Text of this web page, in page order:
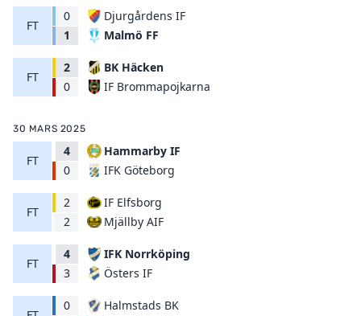
FT
0
1
Djurgårdens IF
Malmö FF
FT
2
0
BK Häcken
IF Brommapojkarna
30 MARS 2025
FT
4
0
Hammarby IF
IFK Göteborg
FT
2
2
IF Elfsborg
Mjällby AIF
FT
4
3
IFK Norrköping
Östers IF
0
Halmstads BK